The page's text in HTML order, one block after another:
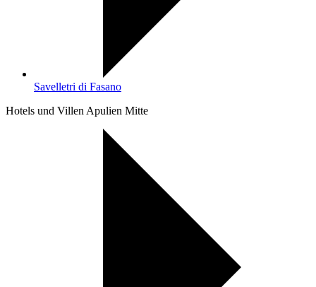
Savelletri di Fasano
Hotels und Villen Apulien Mitte